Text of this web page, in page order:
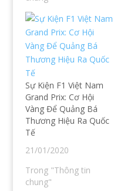
e
s
i
n
n
e
w
w
d
o
w
)
n
w
w
i
d
)
w
w
)
Sự Kiện F1 Việt Nam
Grand Prix: Cơ Hội
Vàng Để Quảng Bá
Thương Hiệu Ra Quốc
Tế
21/01/2020
Trong "Thông tin
chung"